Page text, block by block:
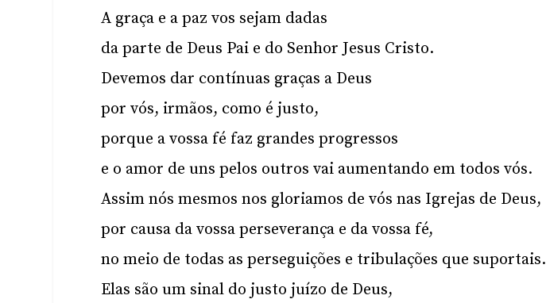
A graça e a paz vos sejam dadas
da parte de Deus Pai e do Senhor Jesus Cristo.
Devemos dar contínuas graças a Deus
por vós, irmãos, como é justo,
porque a vossa fé faz grandes progressos
e o amor de uns pelos outros vai aumentando em todos vós.
Assim nós mesmos nos gloriamos de vós nas Igrejas de Deus,
por causa da vossa perseverança e da vossa fé,
no meio de todas as perseguições e tribulações que suportais.
Elas são um sinal do justo juízo de Deus,